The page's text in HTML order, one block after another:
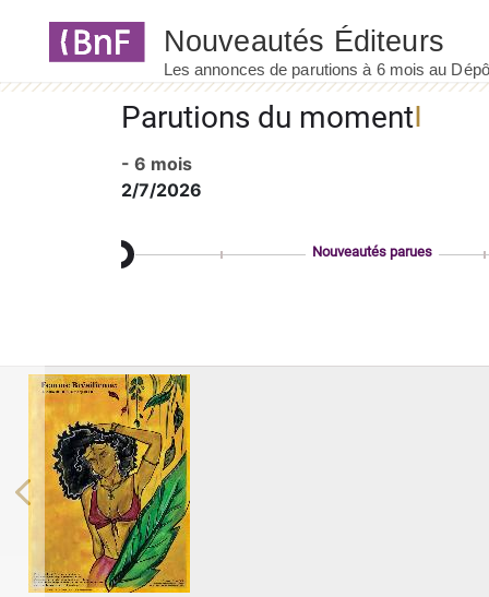
Parutions du moment
- 6 mois
2/7/2026
Nouveautés parues
Previous